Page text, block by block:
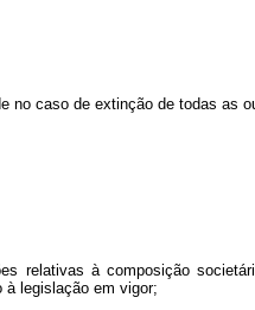
no caso de extinção de todas as
relativas à composição
à legislação em vigor;